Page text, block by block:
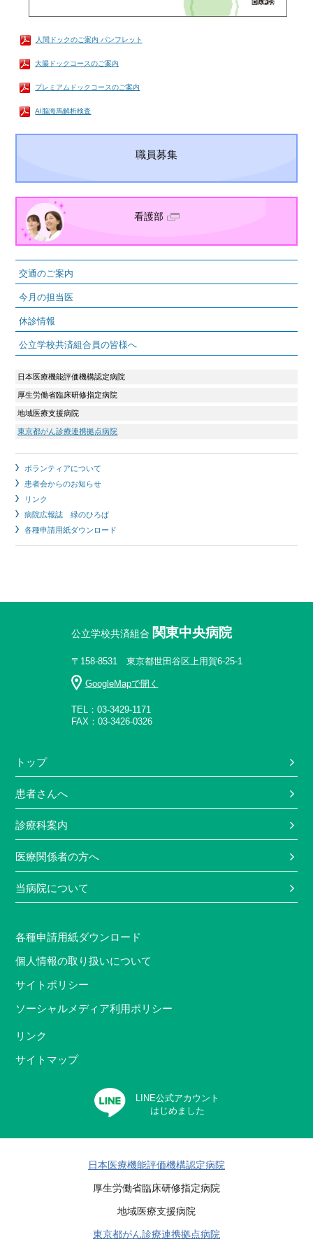
人間ドックのご案内 パンフレット
大腸ドックコースのご案内
プレミアムドックコースのご案内
AI脳海馬解析検査
職員募集
看護部
交通のご案内
今月の担当医
休診情報
公立学校共済組合員の皆様へ
日本医療機能評価機構認定病院
厚生労働省臨床研修指定病院
地域医療支援病院
東京都がん診療連携拠点病院
ボランティアについて
患者会からのお知らせ
リンク
病院広報誌 緑のひろば
各種申請用紙ダウンロード
公立学校共済組合 関東中央病院
〒158-8531 東京都世田谷区上用賀6-25-1
GoogleMapで開く
TEL：03-3429-1171
FAX：03-3426-0326
トップ
患者さんへ
診療科案内
医療関係者の方へ
当病院について
各種申請用紙ダウンロード
個人情報の取り扱いについて
サイトポリシー
ソーシャルメディア利用ポリシー
リンク
サイトマップ
LINE公式アカウント
はじめました
日本医療機能評価機構認定病院
厚生労働省臨床研修指定病院
地域医療支援病院
東京都がん診療連携拠点病院